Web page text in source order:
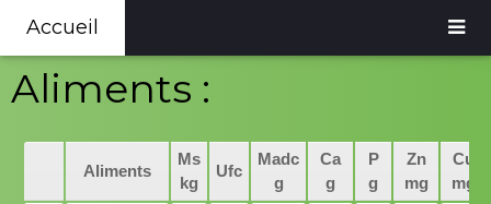
Accueil
Aliments :
Aliments
Ms
kg
Ufc
Madc
g
Ca
g
P
g
Zn
mg
Cu
mg